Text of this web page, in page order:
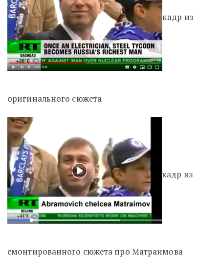
кадр из
оригинального сюжета
кадр из
смонтированного сюжета про Матраимова